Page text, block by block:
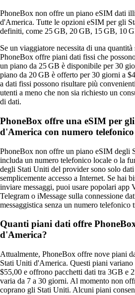
PhoneBox non offre un piano eSIM dati
d'America. Tutte le opzioni eSIM per gli
definiti, come 25 GB, 20 GB, 15 GB, 10
Se un viaggiatore necessita di una
PhoneBox offre piani dati fissi che
un piano da 25 GB è disponibile per 30
piano da 20 GB è offerto per 30 giorni a
a dati fissi possono risultare più
utenti a meno che non sia richiesto un
di dati.
PhoneBox offre una eSIM per
d'America con numero telefonico
PhoneBox non offre un piano eSIM degli
includa un numero telefonico locale o la
degli Stati Uniti del provider sono solo
semplicemente accesso a Internet. Se hai
inviare messaggi, puoi usare popolari app
Telegram o iMessage sulla connessione
messaggistica senza un numero telefonico
Quanti piani dati offre
d'America?
Attualmente, PhoneBox offre nove piani
Stati Uniti d'America. Questi piani variano
$55,00 e offrono pacchetti dati tra 3GB e
varia da 7 a 30 giorni. Al momento non
coprano gli Stati Uniti. Alcuni piani